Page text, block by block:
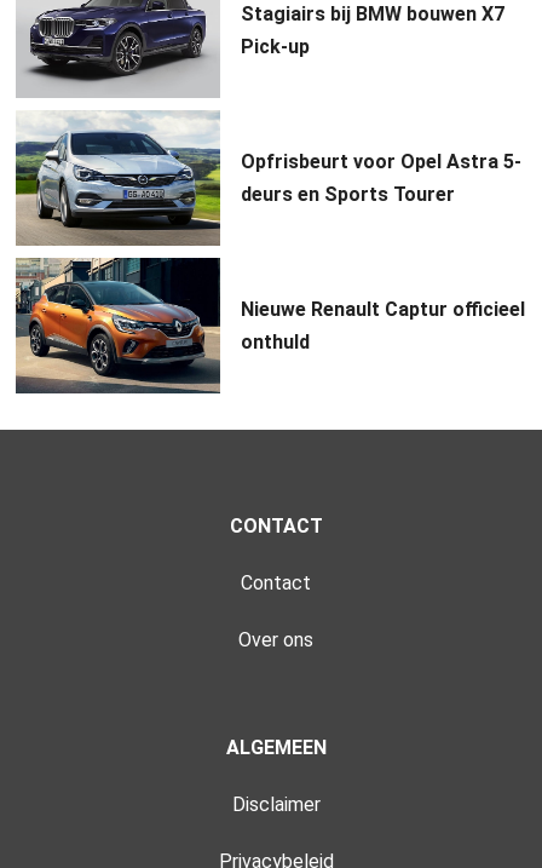
Stagiairs bij BMW bouwen X7
Pick-up
Opfrisbeurt voor Opel Astra 5-
deurs en Sports Tourer
Nieuwe Renault Captur officieel
onthuld
CONTACT
Contact
Over ons
ALGEMEEN
Disclaimer
Privacybeleid